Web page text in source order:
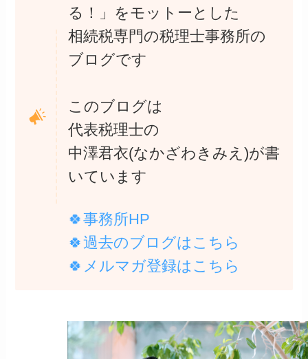
る！」をモットーとした
相続税専門の税理士事務所の
ブログです
このブログは
代表税理士の
中澤君衣(なかざわきみえ)が書
いています
🍀事務所HP
🍀過去のブログは こちら
🍀メルマガ登録は こちら